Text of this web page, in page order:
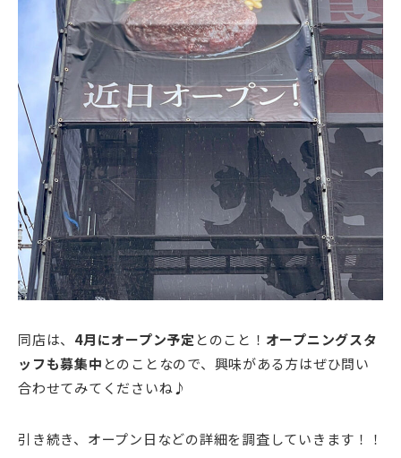
同店は、 4月にオープン予定 とのこと！ オープニングスタ
ッフも募集中 とのことなので、興味がある方はぜひ問い
合わせてみてくださいね♪
引き続き、オープン日などの詳細を調査していきます！！